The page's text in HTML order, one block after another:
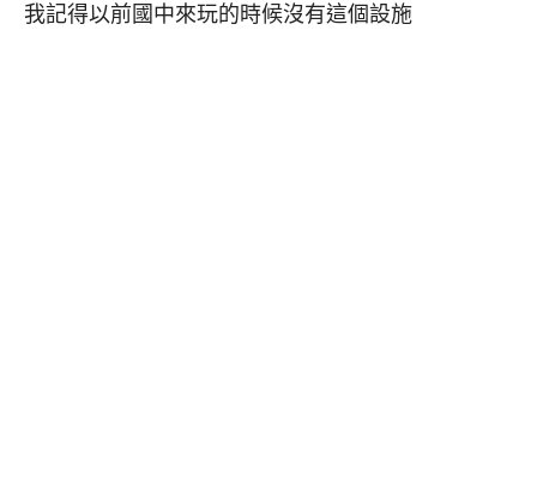
我記得以前國中來玩的時候沒有這個設施